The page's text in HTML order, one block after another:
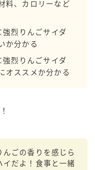
サワ)
料、カロリーなど
強烈りんごサイダ
か分かる
強烈りんごサイダ
オススメか分かる
ごの香りを感じら
イだよ！食事と一緒